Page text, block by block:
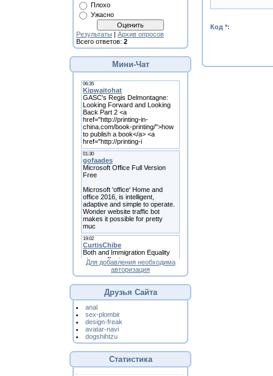
Плохо
Ужасно
Результаты | Архив опросов
Всего ответов: 2
Мини-Чат
Для добавления необходима
авторизация
Друзья Сайта
anal
sex-plombir
design-freak
avatar-navi
dogshihtzu
Статистика
Код *: